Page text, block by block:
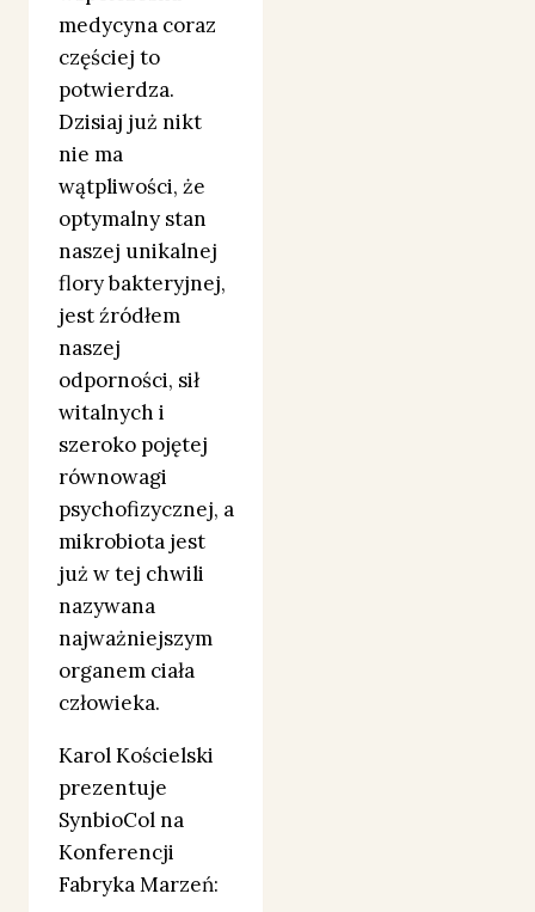
medycyna coraz
częściej to
potwierdza.
Dzisiaj już nikt
nie ma
wątpliwości, że
optymalny stan
naszej unikalnej
flory bakteryjnej,
jest źródłem
naszej
odporności, sił
witalnych i
szeroko pojętej
równowagi
psychofizycznej, a
mikrobiota jest
już w tej chwili
nazywana
najważniejszym
organem ciała
człowieka.
Karol Kościelski
prezentuje
SynbioCol na
Konferencji
Fabryka Marzeń: